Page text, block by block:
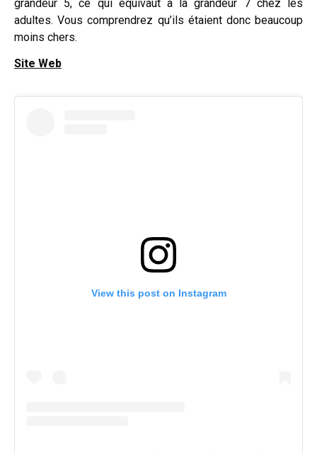
grandeur 5, ce qui équivaut à la grandeur 7 chez les
adultes. Vous comprendrez qu’ils étaient donc beaucoup
moins chers.
Site Web
View this post on Instagram